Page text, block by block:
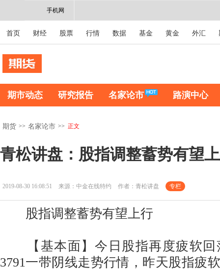
手机网
首页 财经 股票 行情 数据 基金 黄金 外汇
期市动态 研究报告 名家论市 路演中心
期货 >> 名家论市 >> 正文
青松讲盘：股指调整蓄势有望
2019-08-30 16:08:51 来源：中金在线特约 作者：青松讲盘 专栏
股指调整蓄势有望上行
【基本面】今日股指再度疲软回
3791一带阴线走势行情，昨天股指疲